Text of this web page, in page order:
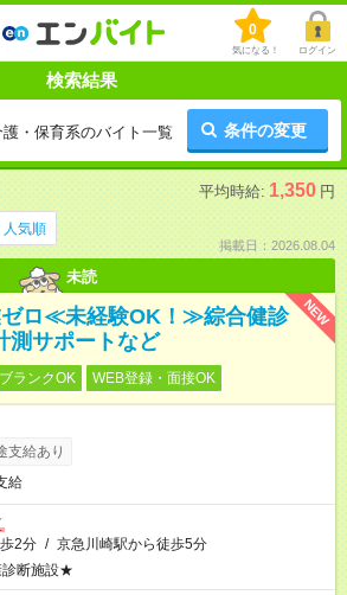
0
気になる！ ログイン
検索結果
・保育系のバイト一覧 条件の変更
平均時給: 1,350 円
人気順
掲載日：2026.08.04
未読
NEW
ゼロ≪未経験OK！≫綜合健診
測サポートなど
ブランクOK WEB登録・面接OK
支給あり
給
2分 / 京急川崎駅から徒歩5分
断施設★